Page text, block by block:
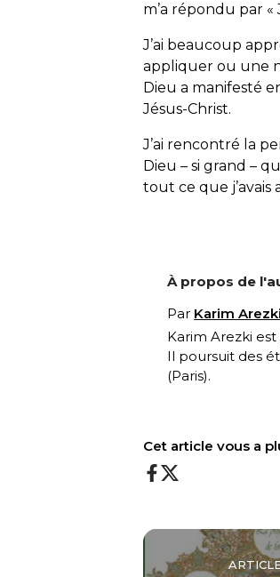
m’a répondu par «
J’ai beaucoup
appliquer ou une
Dieu a manifesté
Jésus-Christ.
J’ai rencontré la
Dieu – si grand –
tout ce que j’avais
À propos de
Par Karim Arezki
Karim Arezki
Il poursuit des
(Paris).
Cet article vous a